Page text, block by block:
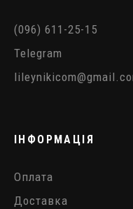
(096) 611-25-15
Telegram
ІНФОРМАЦІЯ
Оплата
Доставка